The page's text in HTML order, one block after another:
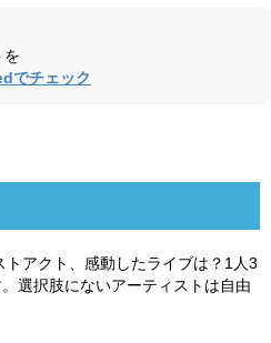
を
でチェック
アクト、感動したライブは？1人3
選択肢にないアーティストは自由